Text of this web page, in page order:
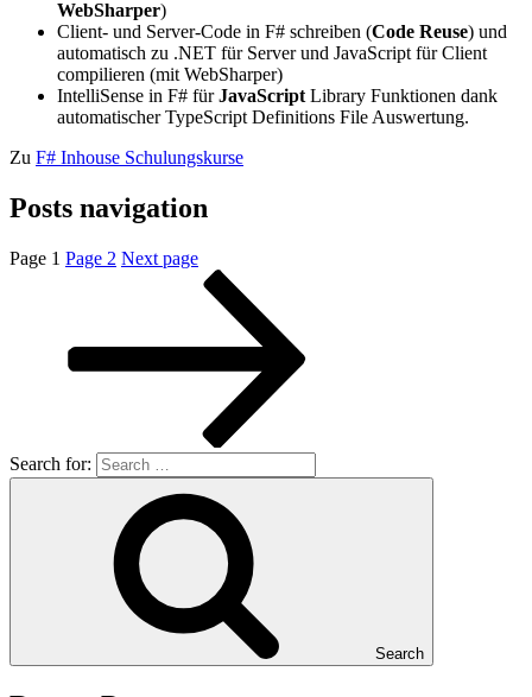
WebSharper)
Client- und Server-Code in F# schreiben (Code Reuse) und
automatisch zu .NET für Server und JavaScript für Client
compilieren (mit WebSharper)
IntelliSense in F# fürJavaScript Library Funktionen dank
automatischer TypeScript Definitions File Auswertung.
Zu F# Inhouse Schulungskurse
Posts navigation
Page 1 Page 2 Next page
Search for:
Search